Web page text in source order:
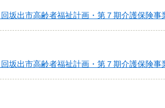
坂出市高齢者福祉計画・第７期介護保険事
坂出市高齢者福祉計画・第７期介護保険事